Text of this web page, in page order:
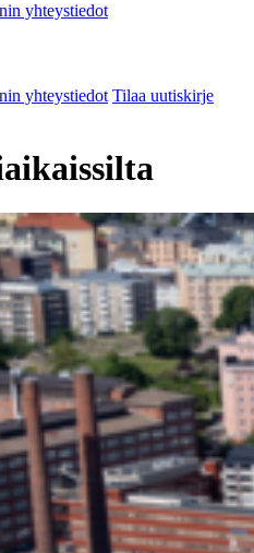
yhteystiedot
yhteystiedot Tilaa uutiskirje